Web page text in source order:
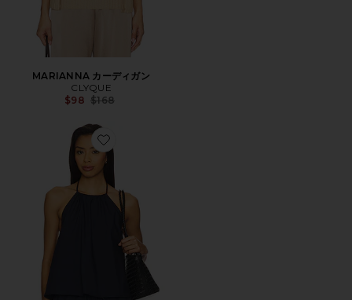
MARIANNA カーディガン
CLYQUE
$98 Previous price:
$168
Favorite TAUNI ホルタートップ